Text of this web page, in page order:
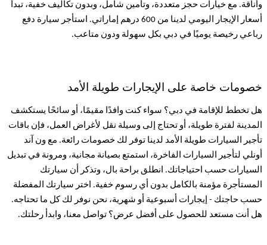
وأناقة. مع خيارات حجز متعددة، وتأمين شامل، وبدون تكاليف خفية، تبدأ
أسعار الإيجار اليومي لدينا من 600 درهم إماراتي. استأجر سيارة دفع
رباعي رخيصة يوميًا في دبي بكل سهولة ودون متاعب.
خصومات خاصة على الإيجارات طويلة الأمد
هل تخطط للإقامة في دبي؟ سواء كنت وافدًا مقيمًا، أو سائحًا يستكشف
المدينة لفترة طويلة، أو تحتاج إلى وسيلة نقل لأغراض العمل، فإن باقات
تأجير السيارات طويلة الأمد لدينا توفر لك خصومات رائعة. مع ون آند
أونلي لتأجير السيارات الفاخرة، استمتع بصيانة مجانية، ومرونة في تبديل
السيارات حسب احتياجاتك. انطلق براحة بال، وتذكر أن سيارتك
المستأجرة مؤمنة بالكامل بدون أي رسوم خفية. اختر سيارتك المفضلة
حسب حاجتك - إيجارات أسبوعية أو شهرية، نحن نوفر لك كل ما تحتاجه.
هل أنت مستعد للحصول على أفضل عرض؟ تواصل معنا، وابدأ رحلتك.